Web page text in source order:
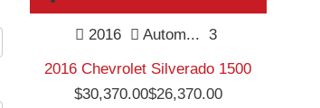
2016 Autom... 3
2016 Chevrolet Silverado 1500
$30,370.00$26,370.00